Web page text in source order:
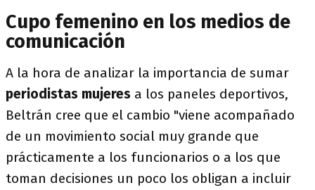
Cupo femenino en los medios de
comunicación
A la hora de analizar la importancia de sumar
periodistas mujeres a los paneles deportivos,
Beltrán cree que el cambio "viene acompañado
de un movimiento social muy grande que
prácticamente a los funcionarios o a los que
toman decisiones un poco los obligan a incluir